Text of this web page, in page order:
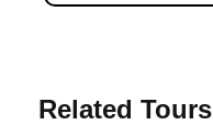
Related Tours